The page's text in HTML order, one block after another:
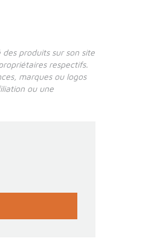
produits sur son site
respectifs.
marques ou logos
ou une